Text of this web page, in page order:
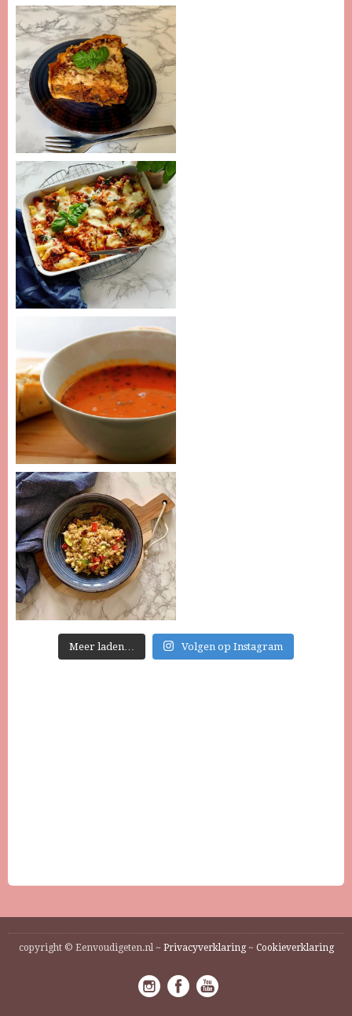
Meer laden… Volgen op Instagram
copyright © Eenvoudigeten.nl ~ Privacyverklaring~ Cookieverklaring